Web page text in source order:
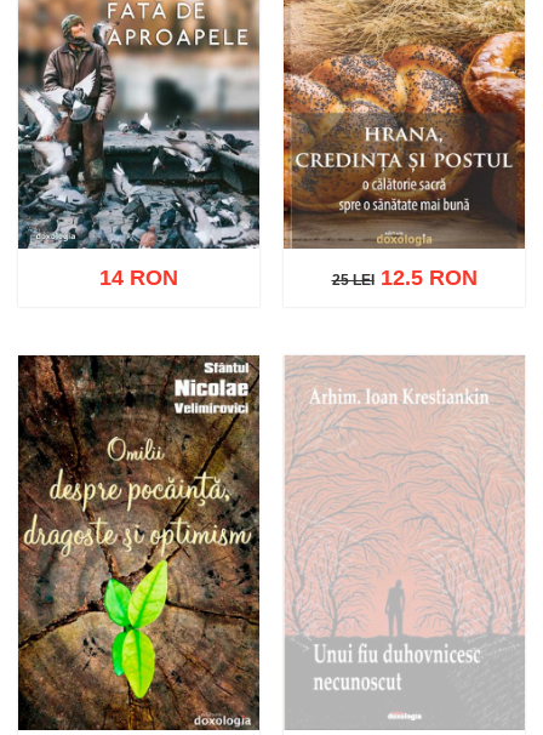
Adaugă în coș Wishlist
14 RON 25 LEI
Adaugă în coș Wishlist
25 LEI12.5 RON